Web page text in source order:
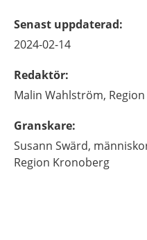
Senast uppdaterad:
2024-02-14
Redaktör:
Malin Wahlström,
Granskare:
Susann Swärd,
Region Kronoberg